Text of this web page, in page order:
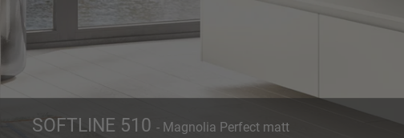
SOFTLINE 510 - Magnolia Perfect matt